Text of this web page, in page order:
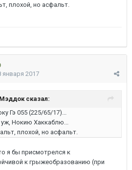
плохой, но асфальт.
января 2017
Мэддок сказал:
Гэ 055 (225/65/17)...
Нокию Хаккаблю...
плохой, но асфальт.
я бы присмотрелся к
к грыжеобразованию (при